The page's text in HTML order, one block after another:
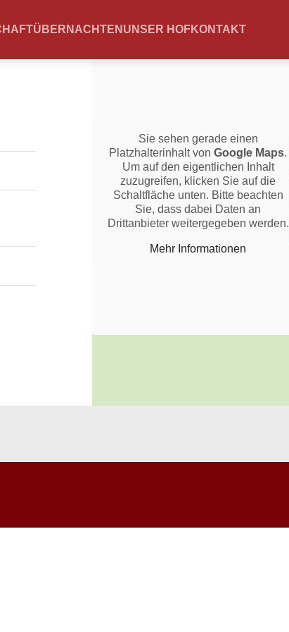
ÜBERNACHTEN UNSER HOFKONTAKT
Sie sehen gerade einen
Platzhalterinhalt von Google Maps.
Um auf den eigentlichen Inhalt
zuzugreifen, klicken Sie auf die
Schaltfläche unten. Bitte beachten
Sie, dass dabei Daten an
Drittanbieter weitergegeben werden.
Mehr Informationen